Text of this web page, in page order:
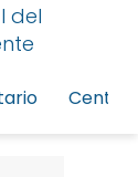
Centro
del